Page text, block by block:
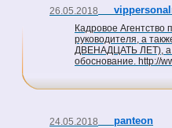
26.05.2018
Кадровое
руководителя, а
ДВЕНАДЦАТЬ ЛЕТ), а
обоснование. http://
24.05.2018 panteon